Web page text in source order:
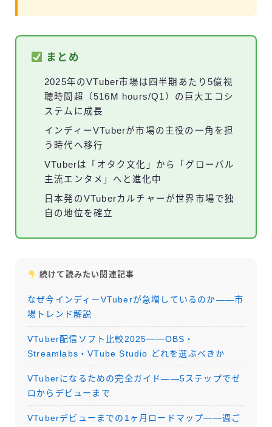
まとめ
2025年のVTuber市場は四半期あたり5億視
聴時間超（516M hours/Q1）の巨大エコシ
ステムに成長
インディーVTuberが市場の主役の一角を担
う時代へ移行
VTuberは「オタク文化」から「グローバル
主流エンタメ」へと進化中
日本発のVTuberカルチャーが世界市場で独
自の地位を確立
続けて読みたい関連記事
なぜ今インディーVTuberが急増しているのか——市
場トレンド解説
VTuber配信ソフト比較2025——OBS・
Streamlabs・VTube Studio どれを選ぶべきか
VTuberになるための完全ガイド——5ステップでゼ
ロからデビューまで
VTuberデビューまでの1ヶ月ロードマップ——週ご